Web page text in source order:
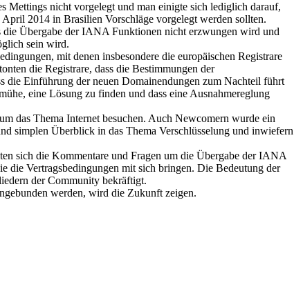
Mettings nicht vorgelegt und man einigte sich lediglich darauf,
2014 in Brasilien Vorschläge vorgelegt werden sollten.
die Übergabe der IANA Funktionen nicht erzwungen wird und
sein wird.
mit denen insbesondere die europäischen Registrare
die Registrare, dass die Bestimmungen der
die Einführung der neuen Domainendungen zum Nachteil führt
eine Lösung zu finden und dass eine Ausnahmereglung
das Thema Internet besuchen. Auch Newcomern wurde ein
simplen Überblick in das Thema Verschlüsselung und inwiefern
sich die Kommentare und Fragen um die Übergabe der IANA
die Vertragsbedingungen mit sich bringen. Die Bedeutung der
der Community bekräftigt.
werden, wird die Zukunft zeigen.